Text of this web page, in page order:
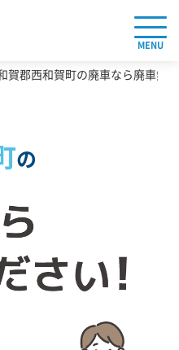
MENU
賀郡西和賀町の廃車なら廃車無
の